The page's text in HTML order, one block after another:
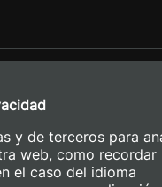
y de terceros para
web, como recordar
el caso del idioma